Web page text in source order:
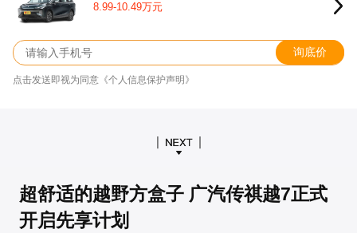
8.99-10.49万元
询底价
点击发送即视为同意《个人信息保护声明》
超舒适的越野方盒子 广汽传祺越7正式
开启先享计划